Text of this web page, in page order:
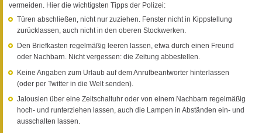
vermeiden. Hier die wichtigsten Tipps der Polizei:
Türen abschließen, nicht nur zuziehen. Fenster nicht in Kippstellung
zurücklassen, auch nicht in den oberen Stockwerken.
Den Briefkasten regelmäßig leeren lassen, etwa durch einen Freund
oder Nachbarn. Nicht vergessen: die Zeitung abbestellen.
Keine Angaben zum Urlaub auf dem Anrufbeantworter hinterlassen
(oder per Twitter in die Welt senden).
Jalousien über eine Zeitschaltuhr oder von einem Nachbarn regelmäßig
hoch- und runterziehen lassen, auch die Lampen in Abständen ein- und
ausschalten lassen.